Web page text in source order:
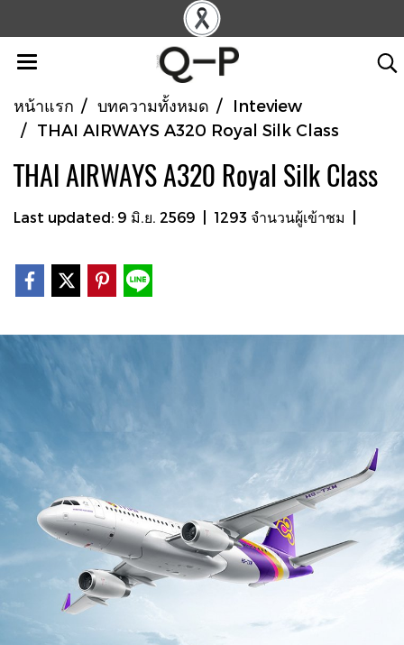
หน้าแรก บทความทั้งหมด
Inteview
THAI AIRWAYS A320 Royal Silk Class
THAI AIRWAYS A320 Royal Silk Class
Last updated: 9 มิ.ย. 2569 1293 จำนวนผู้เข้าชม